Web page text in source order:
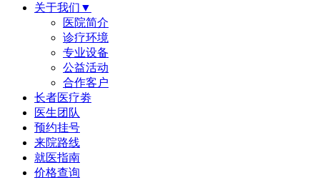
关于我们▼
医院简介
诊疗环境
专业设备
公益活动
合作客户
长者医疗劵
医生团队
预约挂号
来院路线
就医指南
价格查询